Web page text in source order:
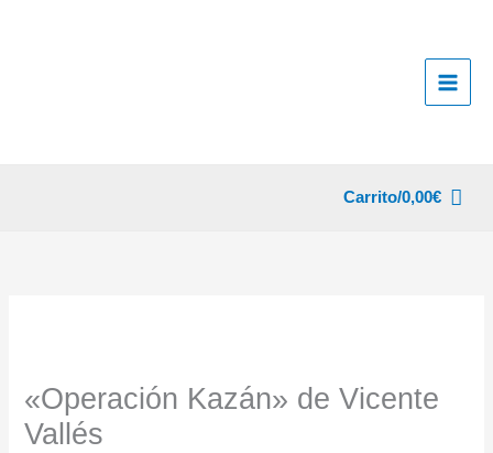
Carrito/0,00€
«Operación Kazán» de Vicente
Vallés